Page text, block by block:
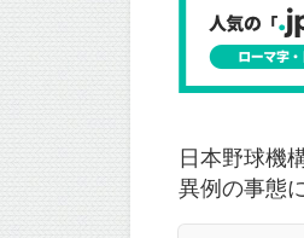
日本野球機
異例の事態